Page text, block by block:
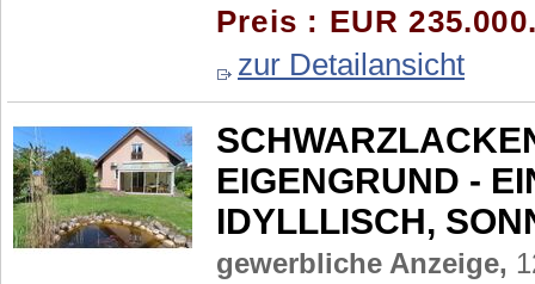
Preis : EUR
zur Detailansicht
EIGENGRUND -
IDYLLLISCH,
gewerbliche Anzeige,